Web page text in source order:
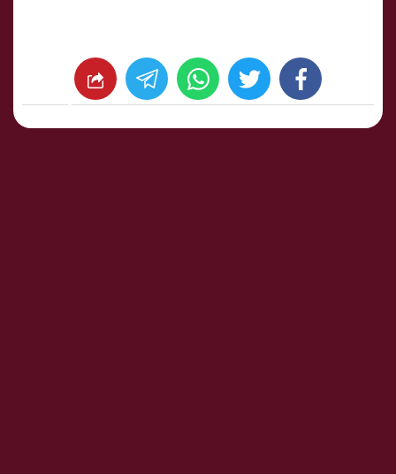
facebook
twitter
whats شارك